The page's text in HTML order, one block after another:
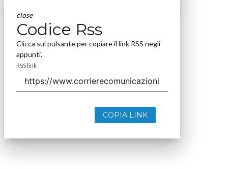
close
Codice Rss
Clicca sul pulsante per copiare il link RSS negli
appunti.
RSS link
COPIA LINK